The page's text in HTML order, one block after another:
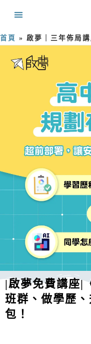
首頁 » 啟夢｜三年佈局講
|啟夢免費講座|
班群、做學歷
包！